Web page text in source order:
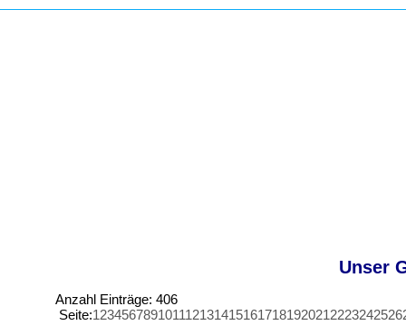
Unser
Anzahl Einträge: 406
Seite:1234567891011121314151617181920212223242526